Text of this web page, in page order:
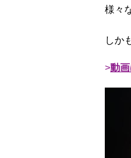
様々
しか
動